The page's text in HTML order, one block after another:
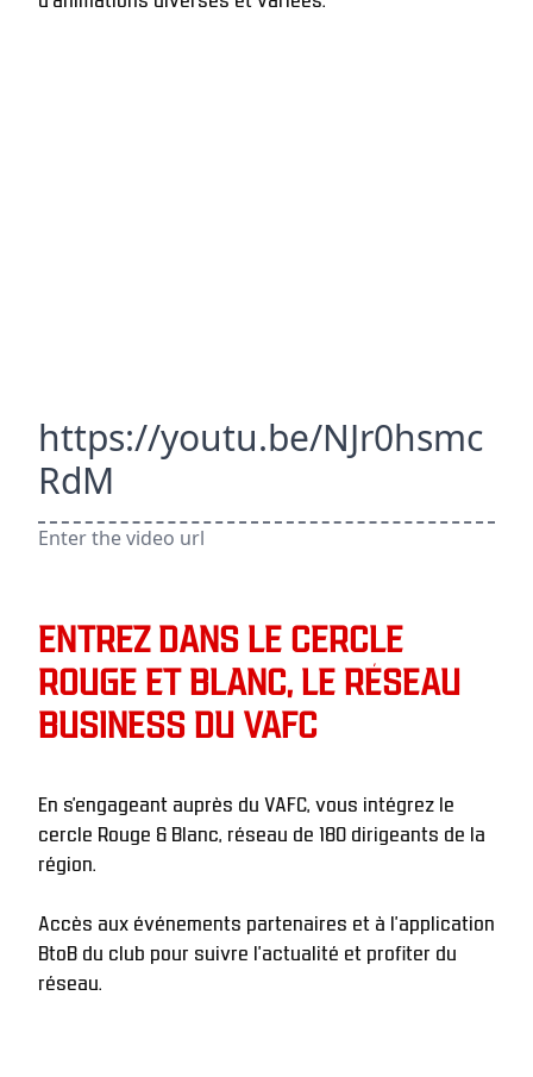
https://youtu.be/NJr0hsmc
RdM
Enter the video url
ENTREZ DANS LE CERCLE
ROUGE ET BLANC, LE RÉSEAU
BUSINESS DU VAFC
En s'engageant auprès du VAFC, vous intégrez le
cercle Rouge & Blanc, réseau de 180 dirigeants de la
région.
Accès aux événements partenaires et à l’application
BtoB du club pour suivre l’actualité et profiter du
réseau.